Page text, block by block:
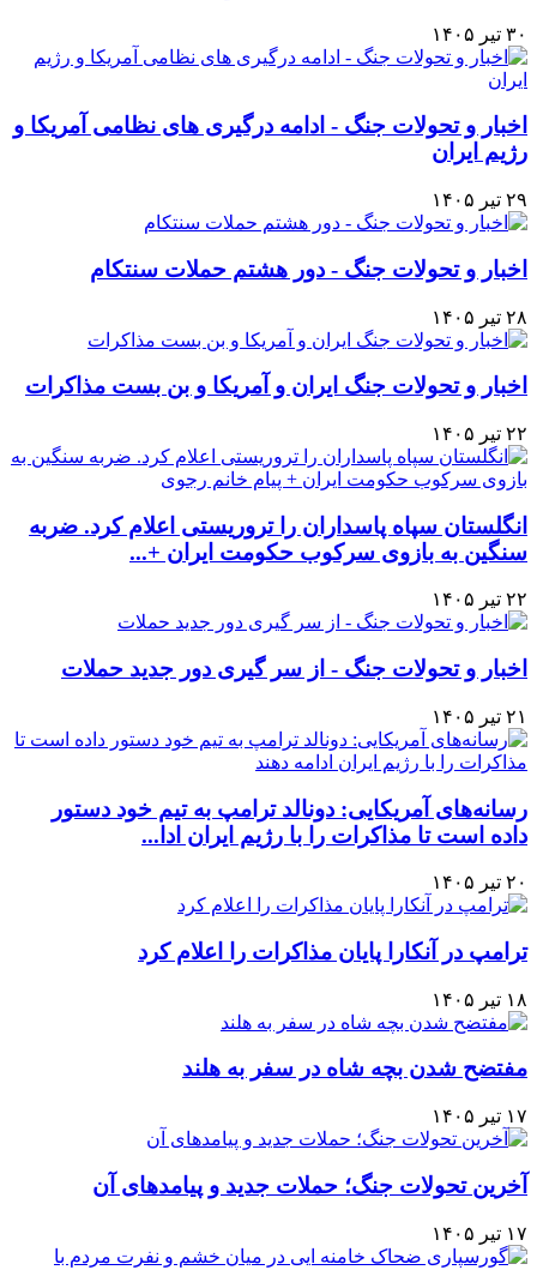
۳۰ تیر ۱۴۰۵
اخبار و تحولات جنگ - ادامه درگیری های نظامی آمریکا و
رژیم ایران
۲۹ تیر ۱۴۰۵
اخبار و تحولات جنگ - دور هشتم حملات سنتکام
۲۸ تیر ۱۴۰۵
اخبار و تحولات جنگ ایران و آمریکا و بن بست مذاکرات
۲۲ تیر ۱۴۰۵
انگلستان سپاه پاسداران را تروریستی اعلام کرد. ضربه
سنگین به بازوی سرکوب حکومت ایران +...
۲۲ تیر ۱۴۰۵
اخبار و تحولات جنگ - از سر گیری دور جدید حملات
۲۱ تیر ۱۴۰۵
رسانه‌های آمریکایی: دونالد ترامپ به تیم خود دستور
داده است تا مذاکرات را با رژیم ایران ادا...
۲۰ تیر ۱۴۰۵
ترامپ در آنکارا پایان مذاکرات را اعلام کرد
۱۸ تیر ۱۴۰۵
مفتضح شدن بچه شاه در سفر به هلند
۱۷ تیر ۱۴۰۵
آخرین تحولات جنگ؛ حملات جدید و پیامدهای آن
۱۷ تیر ۱۴۰۵